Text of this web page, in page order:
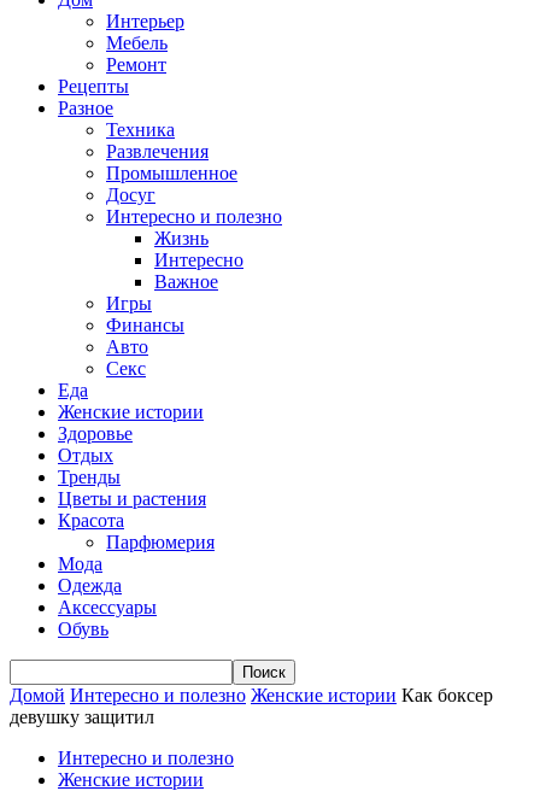
Интерьер
Мебель
Ремонт
Рецепты
Разное
Техника
Развлечения
Промышленное
Досуг
Интересно и полезно
Жизнь
Интересно
Важное
Игры
Финансы
Авто
Секс
Еда
Женские истории
Здоровье
Отдых
Тренды
Цветы и растения
Красота
Парфюмерия
Мода
Одежда
Аксессуары
Обувь
Домой Интересно и полезно Женские истории Как боксер
девушку защитил
Интересно и полезно
Женские истории